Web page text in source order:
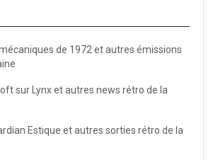
de 1972 et autres émissions
sur Lynx et autres news rétro de la
Estique et autres sorties rétro de la